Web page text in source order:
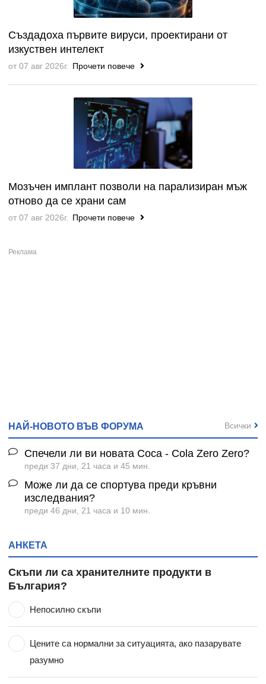
Създадоха първите вируси, проектирани от
изкуствен интелект
от 07 авг 2026г. Прочети повече
Мозъчен имплант позволи на парализиран мъж
отново да се храни сам
от 07 авг 2026г. Прочети повече
НАЙ-НОВОТО ВЪВ ФОРУМА
Спечели ли ви новата Coca - Cola Zero Zero?
преди 37 дни, 21 часа и 45 мин.
Може ли да се спортува преди кръвни
изследвания?
преди 46 дни, 21 часа и 10 мин.
Всички
АНКЕТА
Скъпи ли са хранителните продукти в
България?
Непосилно скъпи
Цените са нормални за ситуацията, ако пазарувате
разумно